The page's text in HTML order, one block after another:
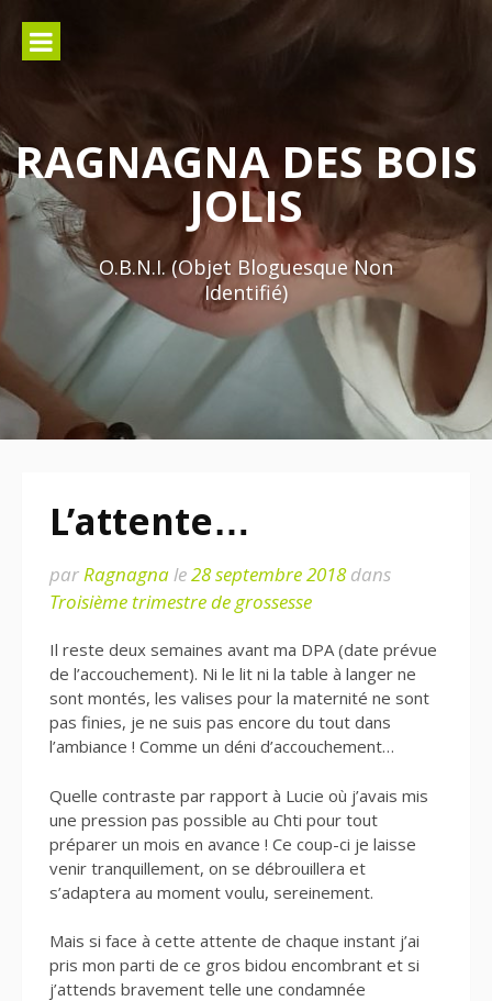
contenu
RAGNAGNA DES BOIS
JOLIS
O.B.N.I. (Objet Bloguesque Non
Identifié)
L’attente…
parRagnagnale28 septembre 2018dans
Troisième trimestre de grossesse
Il reste deux semaines avant ma DPA (date prévue
de l’accouchement). Ni le lit ni la table à langer ne
sont montés, les valises pour la maternité ne sont
pas finies, je ne suis pas encore du tout dans
l’ambiance ! Comme un déni d’accouchement…
Quelle contraste par rapport à Lucie où j’avais mis
une pression pas possible au Chti pour tout
préparer un mois en avance ! Ce coup-ci je laisse
venir tranquillement, on se débrouillera et
s’adaptera au moment voulu, sereinement.
Mais si face à cette attente de chaque instant j’ai
pris mon parti de ce gros bidou encombrant et si
j’attends bravement telle une condamnée